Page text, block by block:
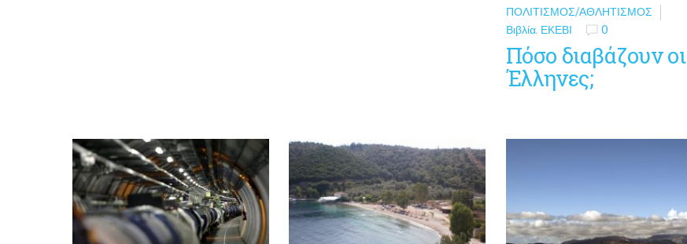
ΠΟΛΙΤΙΣΜΌΣ/ΑΘΛΗΤΙΣΜΌΣ
Βιβλία, ΕΚΕΒΙ 0
Πόσο διαβάζουν οι
Έλληνες;